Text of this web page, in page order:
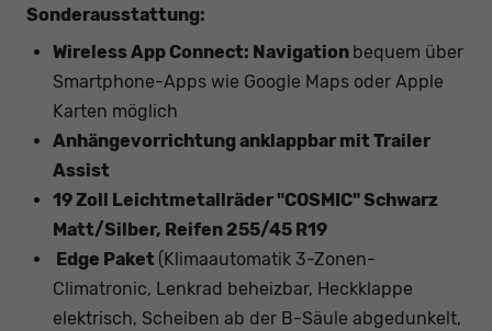
Sonderausstattung:
Wireless App Connect: Navigation bequem über
Smartphone-Apps wie Google Maps oder Apple
Karten möglich
Anhängevorrichtung anklappbar mit Trailer
Assist
19 Zoll Leichtmetallräder "COSMIC" Schwarz
Matt/Silber, Reifen 255/45 R19
Edge Paket (Klimaautomatik 3-Zonen-
Climatronic, Lenkrad beheizbar, Heckklappe
elektrisch, Scheiben ab der B-Säule abgedunkelt,